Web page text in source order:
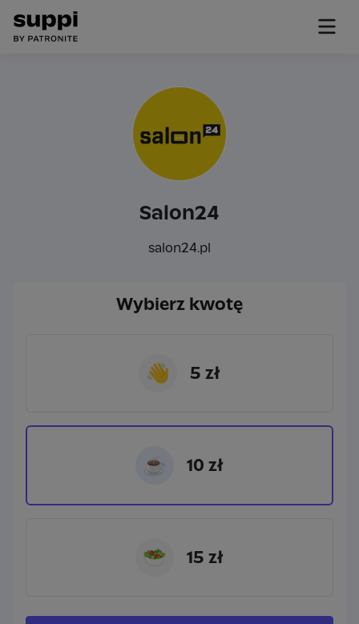
Salon24
salon24.pl
Wybierz kwotę
👋 5 zł
☕ 10 zł
🥗 15 zł